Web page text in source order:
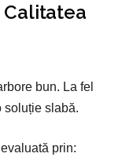
Calitatea
bun. La fel
soluție slabă.
prin: